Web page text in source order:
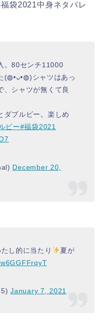
袋2021中身ネタバレ
。80センチ11000
(◍•ᴗ•◍)シャツはあっ
、シャツが無くて良
ダブルビー。楽しめ
ビー#福袋2021
December 20,
し的に当たり
夏が
January 7, 2021